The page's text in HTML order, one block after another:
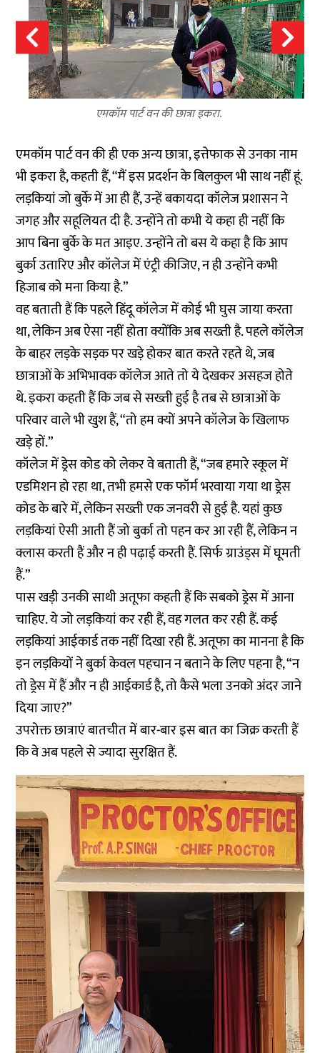
एमकॉम पार्ट वन की छात्रा इकरा.
एमकॉम पार्ट वन की ही एक अन्य छात्रा, इत्तेफाक से उनका नाम
भी इकरा है, कहती हैं, “मैं इस प्रदर्शन के बिलकुल भी साथ नहीं हूं.
लड़कियां जो बुर्के में आ ही हैं, उन्हें बकायदा कॉलेज प्रशासन ने
जगह और सहूलियत दी है. उन्होंने तो कभी ये कहा ही नहीं कि
आप बिना बुर्के के मत आइए. उन्होंने तो बस ये कहा है कि आप
बुर्का उतारिए और कॉलेज में एंट्री कीजिए, न ही उन्होंने कभी
हिजाब को मना किया है.”
वह बताती हैं कि पहले हिंदू कॉलेज में कोई भी घुस जाया करता
था, लेकिन अब ऐसा नहीं होता क्योंकि अब सख्ती है. पहले कॉलेज
के बाहर लड़के सड़क पर खड़े होकर बात करते रहते थे, जब
छात्राओं के अभिभावक कॉलेज आते तो ये देखकर असहज होते
थे. इकरा कहती हैं कि जब से सख्ती हुई है तब से छात्राओं के
परिवार वाले भी खुश हैं, “तो हम क्यों अपने कॉलेज के खिलाफ
खड़े हों.”
कॉलेज में ड्रेस कोड को लेकर वे बताती हैं, “जब हमारे स्कूल में
एडमिशन हो रहा था, तभी हमसे एक फॉर्म भरवाया गया था ड्रेस
कोड के बारे में, लेकिन सख्ती एक जनवरी से हुई है. यहां कुछ
लड़कियां ऐसी आती हैं जो बुर्का तो पहन कर आ रही हैं, लेकिन न
क्लास करती हैं और न ही पढ़ाई करती हैं. सिर्फ ग्राउंड्स में घूमती
हैं.”
पास खड़ी उनकी साथी अतूफा कहती हैं कि सबको ड्रेस में आना
चाहिए. ये जो लड़कियां कर रही हैं, वह गलत कर रही हैं. कई
लड़कियां आईकार्ड तक नहीं दिखा रही हैं. अतूफा का मानना है कि
इन लड़कियों ने बुर्का केवल पहचान न बताने के लिए पहना है, “न
तो ड्रेस में हैं और न ही आईकार्ड है, तो कैसे भला उनको अंदर जाने
दिया जाए?”
उपरोक्त छात्राएं बातचीत में बार-बार इस बात का जिक्र करती हैं
कि वे अब पहले से ज्यादा सुरक्षित हैं.